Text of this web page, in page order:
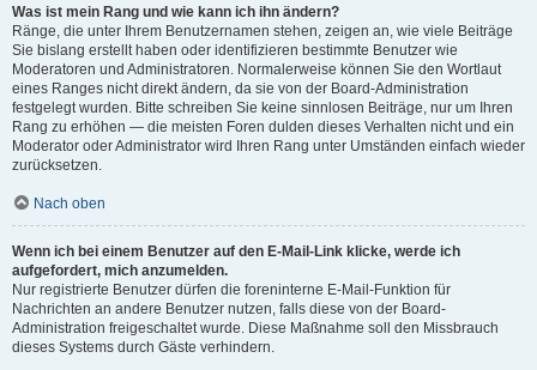
Was ist mein Rang und wie kann ich ihn ändern?
Ränge, die unter Ihrem Benutzernamen stehen, zeigen an, wie viele Beiträge
Sie bislang erstellt haben oder identifizieren bestimmte Benutzer wie
Moderatoren und Administratoren. Normalerweise können Sie den Wortlaut
eines Ranges nicht direkt ändern, da sie von der Board-Administration
festgelegt wurden. Bitte schreiben Sie keine sinnlosen Beiträge, nur um Ihren
Rang zu erhöhen — die meisten Foren dulden dieses Verhalten nicht und ein
Moderator oder Administrator wird Ihren Rang unter Umständen einfach wieder
zurücksetzen.
Nach oben
Wenn ich bei einem Benutzer auf den E-Mail-Link klicke, werde ich
aufgefordert, mich anzumelden.
Nur registrierte Benutzer dürfen die foreninterne E-Mail-Funktion für
Nachrichten an andere Benutzer nutzen, falls diese von der Board-
Administration freigeschaltet wurde. Diese Maßnahme soll den Missbrauch
dieses Systems durch Gäste verhindern.